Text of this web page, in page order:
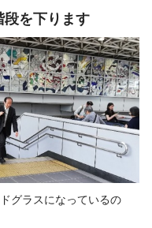
段を下ります
グラスになっているの